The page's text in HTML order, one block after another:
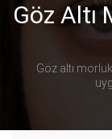
Göz Altı
Göz altı